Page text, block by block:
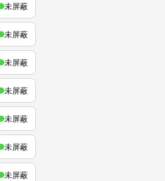
未屏蔽
未屏蔽
未屏蔽
未屏蔽
未屏蔽
未屏蔽
未屏蔽